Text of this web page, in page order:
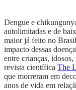
Dengue e
autolimitadas e de
maior já feito no
impacto dessas
entre crianças,
revista científica The
que morreram em
anos de vida em